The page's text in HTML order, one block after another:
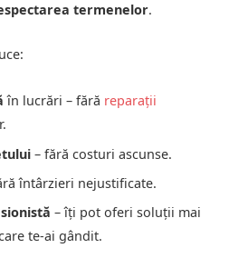
termenelor.
în lucrări – fără reparații
– fără costuri ascunse.
întârzieri nejustificate.
– îți pot oferi soluții mai
te-ai gândit.